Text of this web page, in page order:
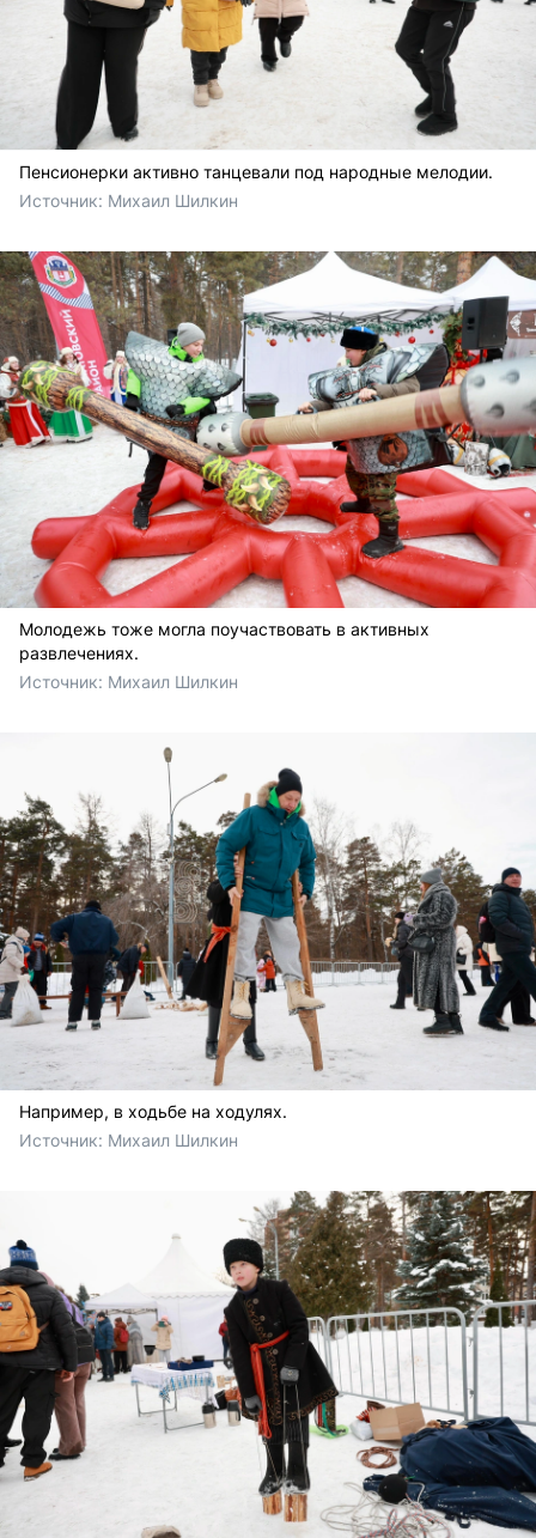
Пенсионерки активно танцевали под народные мелодии.
Источник: Михаил Шилкин
Молодежь тоже могла поучаствовать в активных
развлечениях.
Источник: Михаил Шилкин
Например, в ходьбе на ходулях.
Источник: Михаил Шилкин